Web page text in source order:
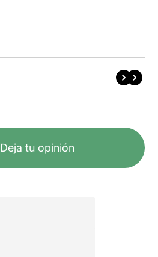
Deja tu opinión